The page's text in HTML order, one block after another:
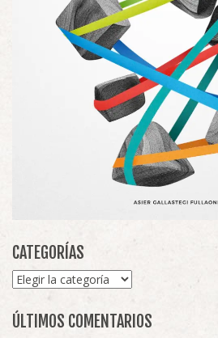
CATEGORÍAS
Categorías
ÚLTIMOS COMENTARIOS